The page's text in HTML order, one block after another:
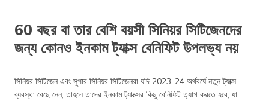
60 বছর বা তার বেশি বয়সী সিনিয়র সিটিজেনদের
জন্য কোনও ইনকাম ট্যাক্স বেনিফিট উপলভ্য নয়
সিনিয়র সিটিজেন এবং সুপার সিনিয়র সিটিজেনরা যদি 2023-24 অর্থবর্ষে নতুন ট্যাক্স
ব্যবস্থা বেছে নেন, তাহলে তাদের ইনকাম ট্যাক্সের কিছু বেনিফিট ত্যাগ করতে হবে, যা